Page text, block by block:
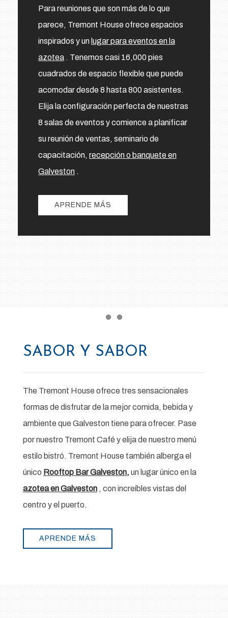
Para reuniones que son más de lo que
parece, Tremont House ofrece espacios
inspirados y un lugar para eventos en la
azotea . Tenemos casi 16,000 pies
cuadrados de espacio flexible que puede
acomodar desde 8 hasta 800 asistentes.
Elija la configuración perfecta de nuestras
8 salas de eventos y comience a planificar
su reunión de ventas, seminario de
capacitación, recepción o banquete en
Galveston .
APRENDE MÁS
BAR DE TOUJOUSE
Nuestro 1888 Toujouse Bar es el lugar perfecto
para disfrutar de cerveza artesanal elaborada
localmente y cócteles artesanales. Además, los
viernes y sábados cuentan con música local en vivo
para disfrutar de un sabor suave y local de la vida
nocturna de Galveston.
APRENDE MÁS